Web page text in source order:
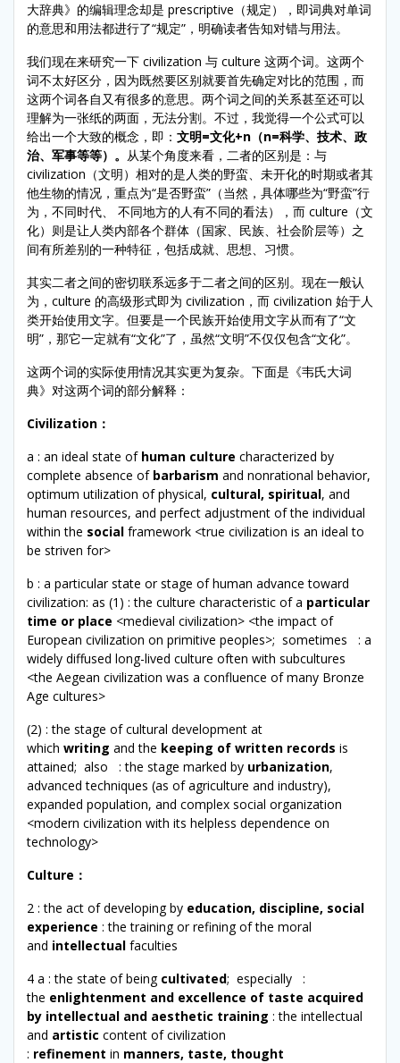
大辞典》的编辑理念却是 prescriptive（规定），即词典对单词
的意思和用法都进行了“规定”，明确读者告知对错与用法。
我们现在来研究一下 civilization 与 culture 这两个词。这两个
词不太好区分，因为既然要区别就要首先确定对比的范围，而
这两个词各自又有很多的意思。两个词之间的关系甚至还可以
理解为一张纸的两面，无法分割。不过，我觉得一个公式可以
给出一个大致的概念，即： 文明=文化+n （n=科学、技术、政
治、军事等等）。 从某个角度来看，二者的区别是：与
civilization（文明）相对的是人类的野蛮、未开化的时期或者其
他生物的情况，重点为“是否野蛮”（当然，具体哪些为“野蛮”行
为，不同时代、 不同地方的人有不同的看法），而 culture（文
化）则是让人类内部各个群体（国家、民族、社会阶层等）之
间有所差别的一种特征，包括成就、思想、习惯。
其实二者之间的密切联系远多于二者之间的区别。现在一般认
为，culture 的高级形式即为 civilization，而 civilization 始于人
类开始使用文字。但要是一个民族开始使用文字从而有了“文
明”，那它一定就有“文化”了，虽然“文明”不仅仅包含“文化”。
这两个词的实际使用情况其实更为复杂。下面是《韦氏大词
典》对这两个词的部分解释：
Civilization ：
a : an ideal state of human culture characterized by
complete absence ofbarbarism and nonrational behavior,
optimum utilization of physical, cultural, spiritual, and
human resources, and perfect adjustment of the individual
within the social framework <true civilization is an ideal to
be striven for>
b : a particular state or stage of human advance toward
civilization: as (1) : the culture characteristic of a particular
time or place <medieval civilization> <the impact of
European civilization on primitive peoples>; sometimes : a
widely diffused long-lived culture often with subcultures
<the Aegean civilization was a confluence of many Bronze
Age cultures>
(2) : the stage of cultural development at
which writing and the keeping of written records is
attained; also : the stage marked by urbanization,
advanced techniques (as of agriculture and industry),
expanded population, and complex social organization
<modern civilization with its helpless dependence on
technology>
Culture ：
2 : the act of developing by education, discipline, social
experience : the training or refining of the moral
and intellectual faculties
4 a : the state of being cultivated; especially :
the enlightenment and excellence of taste acquired
by intellectual and aesthetic training : the intellectual
and artistic content of civilization
: refinement in manners, taste, thought